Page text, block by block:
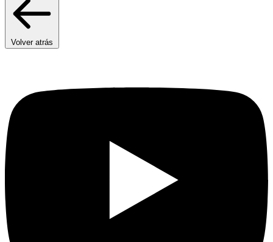
Volver atrás